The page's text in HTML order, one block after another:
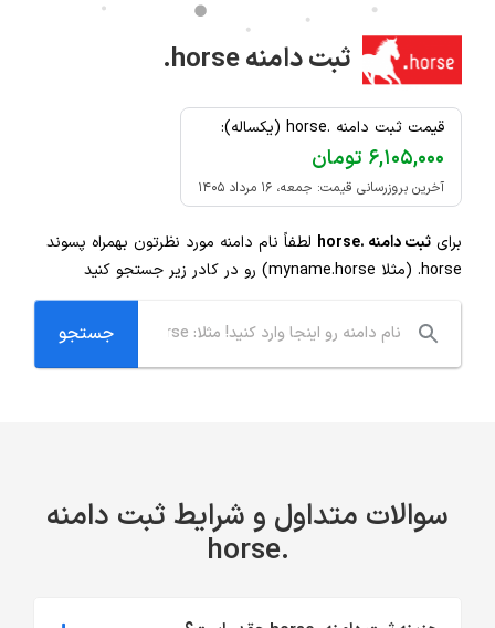
ثبت دامنه.horse
قیمت ثبت دامنه .horse (یکساله):
۶,۱۰۵,۰۰۰ تومان
آخرین بروزرسانی قیمت: جمعه، ۱۶ مرداد ۱۴۰۵
برای ثبت دامنه .horse
لطفاً نام دامنه مورد نظرتون بهمراه پسوند
.horse (مثلا myname.horse) رو در کادر زیر جستجو کنید
سوالات متداول و شرایط ثبت دامنه
.horse